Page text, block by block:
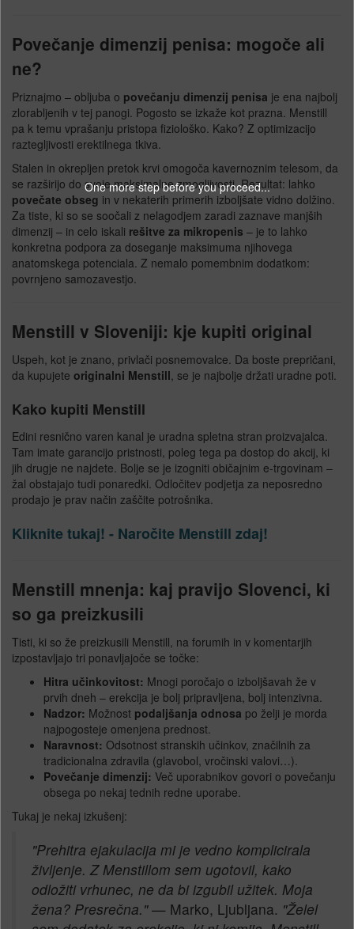
Povečanje dimenzij penisa: mogoče ali
ne?
Priznajmo – obljuba o povečanju dimenzij penisa je ena najbolj
zlorabljenih v tej panogi. Pogosto se izkaže kot prazna. Menstill
pa k temu vprašanju pristopa fiziološko. Kako? Z optimizacijo
raztegljivosti erektilnega tkiva.
Stalen in okrepljen pretok krvi omogoča kavernoznim telesom, da
se razširijo do svoje maksimalne zmogljivosti. Rezultat: lahko
povečate obseg in v nekaterih primerih izboljšate vidno dolžino.
Za tiste, ki so se soočali z nelagodjem zaradi zaznave manjših
dimenzij – in celo iskali rešitve za mikropenis – je to lahko
konkretna podpora za doseganje maksimuma njihovega
anatomskega potenciala. Z nemalo pomembnim dodatkom:
povrnjeno samozavestjo.
Menstill v Sloveniji: kje kupiti original
Uspeh, kot je znano, privlači posnemovalce. Da boste prepričani,
da kupujete originalni Menstill, se je najbolje držati uradne poti.
Kako kupiti Menstill
Edini resnično varen kanal je uradna spletna stran proizvajalca.
Tam imate garancijo pristnosti, poleg tega pa dostop do akcij, ki
jih drugje ne najdete. Bolje se je izogniti običajnim e-trgovinam –
žal obstajajo tudi ponaredki. Odločitev podjetja za neposredno
prodajo je prav način zaščite potrošnika.
Kliknite tukaj! - Naročite Menstill zdaj!
Menstill mnenja: kaj pravijo Slovenci, ki
so ga preizkusili
Tisti, ki so že preizkusili Menstill, na forumih in v komentarjih
izpostavljajo tri ponavljajoče se točke:
Hitra učinkovitost: Mnogi poročajo o izboljšavah že v
prvih dneh – erekcija je bolj pripravljena, bolj intenzivna.
Nadzor: Možnost podaljšanja odnosa po želji je morda
najpogosteje omenjena prednost.
Naravnost: Odsotnost stranskih učinkov, značilnih za
tradicionalna zdravila (glavobol, vročinski valovi…).
Povečanje dimenzij: Več uporabnikov govori o povečanju
obsega po nekaj tednih redne uporabe.
Tukaj je nekaj izkušenj:
"Prehitra ejakulacija mi je vedno komplicirala
življenje. Z Menstillom sem ugotovil, kako
odložiti vrhunec, ne da bi izgubil užitek. Moja
žena? Presrečna."— Marko, Ljubljana. "Želel
One more step before you proceed...